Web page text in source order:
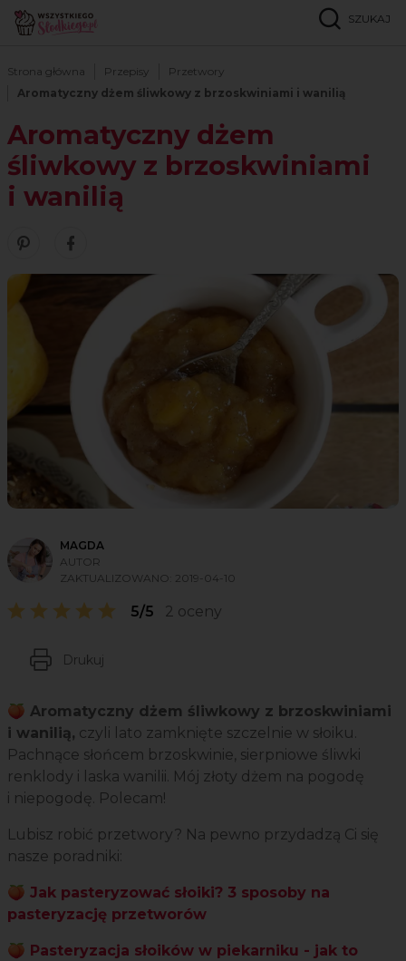
SZUKAJ
Strona główna Przepisy
Przetwory
Aromatyczny dżem śliwkowy z brzoskwiniami i wanilią
Aromatyczny dżem
śliwkowy z brzoskwiniami
i wanilią
Zobacz nasze piny w serwisie Pinterest
Udostępnij ten przepis w serwisie Facebook
MAGDA
AUTOR
ZAKTUALIZOWANO: 2019-04-10
5/5 2 oceny
Drukuj
🍑 Aromatyczny dżem śliwkowy z brzoskwiniami
i wanilią, czyli lato zamknięte szczelnie w słoiku.
Pachnące słońcem brzoskwinie, sierpniowe śliwki
renklody i laska wanilii. Mój złoty dżem na pogodę
i niepogodę. Polecam!
Lubisz robić przetwory? Na pewno przydadzą Ci się
nasze poradniki:
🍑 Jak pasteryzować słoiki? 3 sposoby na
pasteryzację przetworów
🍑 Pasteryzacja słoików w piekarniku - jak to